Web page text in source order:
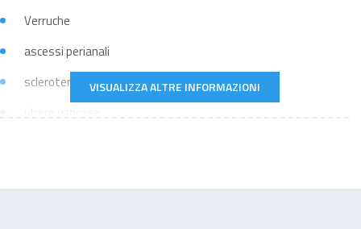
Verruche
ascessi perianali
scleroterapia dei capillari
ulcere varicose
VISUALIZZA ALTRE INFORMAZIONI